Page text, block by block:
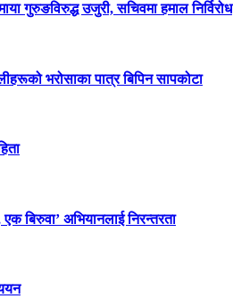
गुरुङविरुद्ध उजुरी, सचिवमा हमाल निर्विरोध
भरोसाका पात्र बिपिन सापकोटा
बिरुवा’ अभियानलाई निरन्तरता